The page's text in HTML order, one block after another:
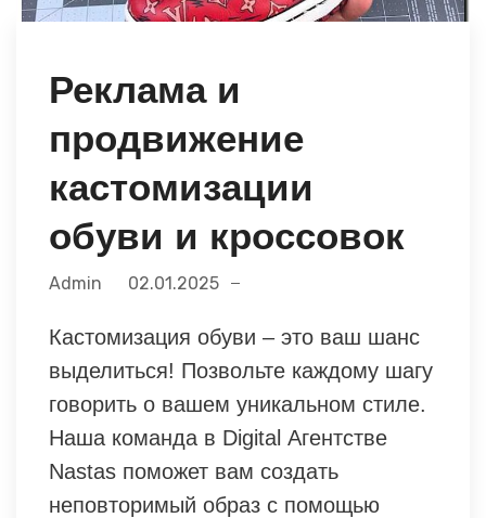
Реклама и
продвижение
кастомизации
обуви и кроссовок
Admin 02.01.2025
Кастомизация обуви – это ваш шанс
выделиться! Позвольте каждому шагу
говорить о вашем уникальном стиле.
Наша команда в Digital Агентстве
Nastas поможет вам создать
неповторимый образ с помощью